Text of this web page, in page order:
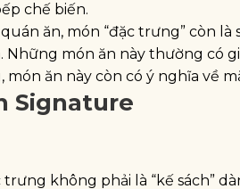
chế biến.
ăn, món “đặc trưng” còn
món ăn này thường có
món ăn này còn có ý nghĩa về
Signature
không phải là “kế sách”